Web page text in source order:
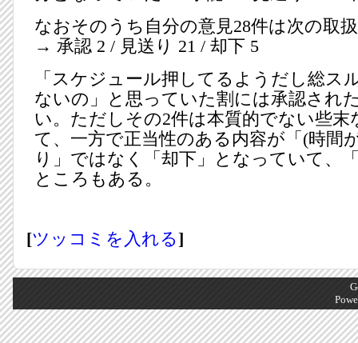
なおそのうち自分の意見28件は次の取
→ 承認 2 / 見送り 21 / 却下 5
「スケジュール押してるようだし総ス
ないの」と思っていた割には承認され
い。ただしその2件は本質的でない些末
て、一方で正当性のある内容が「(時間
り」ではなく「却下」となっていて、
ところもある。
[ツッコミを入れる]